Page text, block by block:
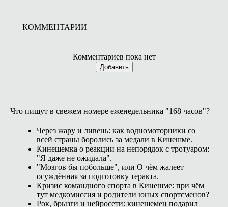
КОММЕНТАРИИ
Комментариев пока нет
Добавить
Что пишут в свежем номере еженедельника "168 часов"?
Через жару и ливень: как водномоторники со
всей страны боролись за медали в Кинешме.
Кинешемка о реакции на непорядок с тротуаром:
"Я даже не ожидала".
"Мозгов бы побольше", или О чём жалеет
осуждённая за подготовку теракта.
Кризис командного спорта в Кинешме: при чём
тут медкомиссия и родители юных спортсменов?
Рок, брызги и нейросети: кинешемец подарил